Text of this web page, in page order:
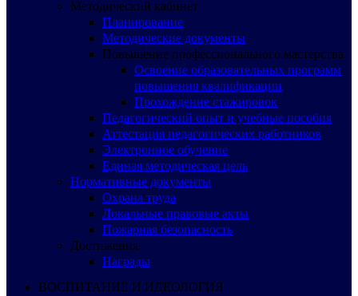
Методический кабинет
Планирование
Методические документы
Повышение профессионального мастерства
Освоение образовательных программ
повышения квалификации
Прохождение стажировок
Педагогический опыт и учебные пособия
Аттестация педагогических работников
Электронное обучение
Единая методическая цель
Нормативные документы
Охрана труда
Локальные правовые акты
Пожарная безопасность
Достижения
Награды
ВОСПИТАНИЕ И ИДЕОЛОГИЯ